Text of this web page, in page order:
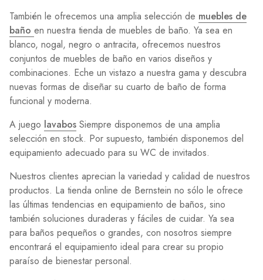
También le ofrecemos una amplia selección de muebles de
baño en nuestra tienda de muebles de baño. Ya sea en
blanco, nogal, negro o antracita, ofrecemos nuestros
conjuntos de muebles de baño en varios diseños y
combinaciones. Eche un vistazo a nuestra gama y descubra
nuevas formas de diseñar su cuarto de baño de forma
funcional y moderna.
A juego lavabos Siempre disponemos de una amplia
selección en stock. Por supuesto, también disponemos del
equipamiento adecuado para su WC de invitados.
Nuestros clientes aprecian la variedad y calidad de nuestros
productos. La tienda online de Bernstein no sólo le ofrece
las últimas tendencias en equipamiento de baños, sino
también soluciones duraderas y fáciles de cuidar. Ya sea
para baños pequeños o grandes, con nosotros siempre
encontrará el equipamiento ideal para crear su propio
paraíso de bienestar personal.